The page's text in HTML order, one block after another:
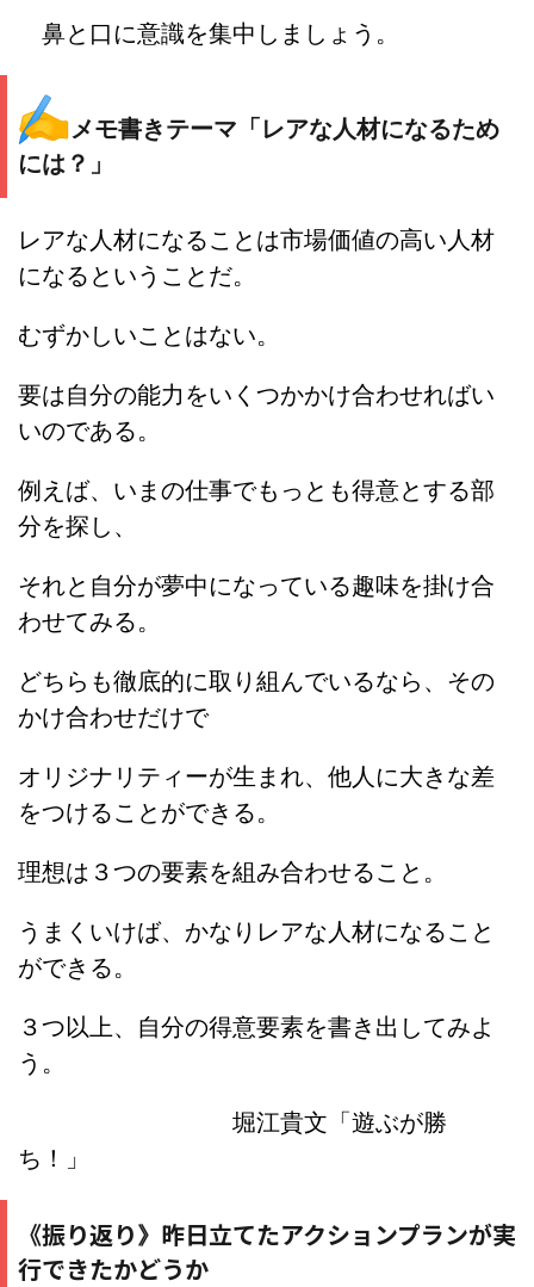
鼻と口に意識を集中しましょう。
メモ書きテーマ「レアな人材になるため
には？」
レアな人材になることは市場価値の高い人材
になるということだ。
むずかしいことはない。
要は自分の能力をいくつかかけ合わせればい
いのである。
例えば、いまの仕事でもっとも得意とする部
分を探し、
それと自分が夢中になっている趣味を掛け合
わせてみる。
どちらも徹底的に取り組んでいるなら、その
かけ合わせだけで
オリジナリティーが生まれ、他人に大きな差
をつけることができる。
理想は３つの要素を組み合わせること。
うまくいけば、かなりレアな人材になること
ができる。
３つ以上、自分の得意要素を書き出してみよ
う。
堀江貴文「遊ぶが勝
ち！」
《振り返り 》 昨日立てたアクションプランが実
行できたかどうか